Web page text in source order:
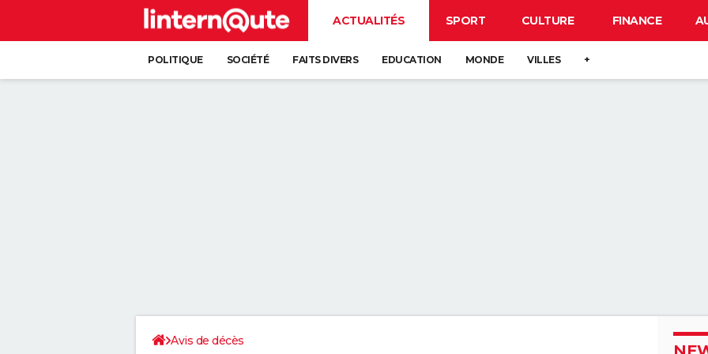
ACTUALITÉS SPORT CULTURE FINANCE
POLITIQUE SOCIÉTÉ FAITS DIVERS EDUCATION MONDE VILLES +
Avis de décès